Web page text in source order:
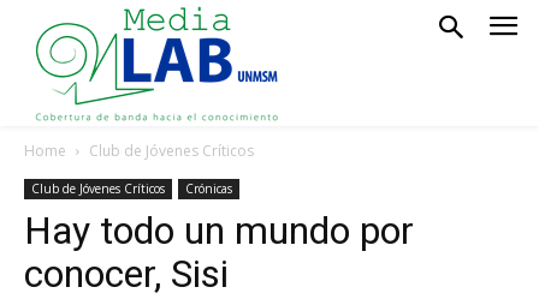
Home Club de Jóvenes Críticos
Club de Jóvenes Críticos Crónicas
Hay todo un mundo por
conocer, Sisi